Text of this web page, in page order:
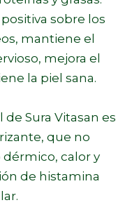
sobre los
mantiene el
mejora el
la piel sana.
Sura Vitasan es
que no
calor y
de histamina